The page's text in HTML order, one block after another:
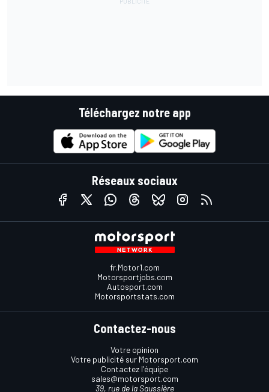
Téléchargez notre app
Réseaux sociaux
fr.Motor1.com
Motorsportjobs.com
Autosport.com
Motorsportstats.com
Contactez-nous
Votre opinion
Votre publicité sur Motorsport.com
Contactez l'équipe
sales@motorsport.com
39, rue de la Saussière